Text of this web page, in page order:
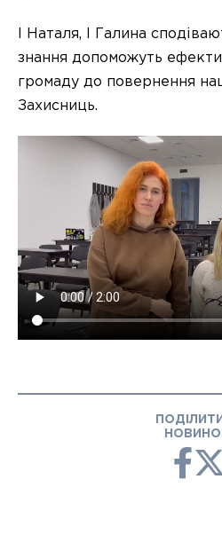
І Наталя, І Галина
знання допоможуть
громаду до повернення
Захисниць.